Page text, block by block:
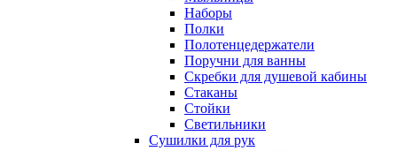
Наборы
Полки
Полотенцедержатели
Поручни для ванны
Скребки для душевой кабины
Стаканы
Стойки
Светильники
Сушилки для рук